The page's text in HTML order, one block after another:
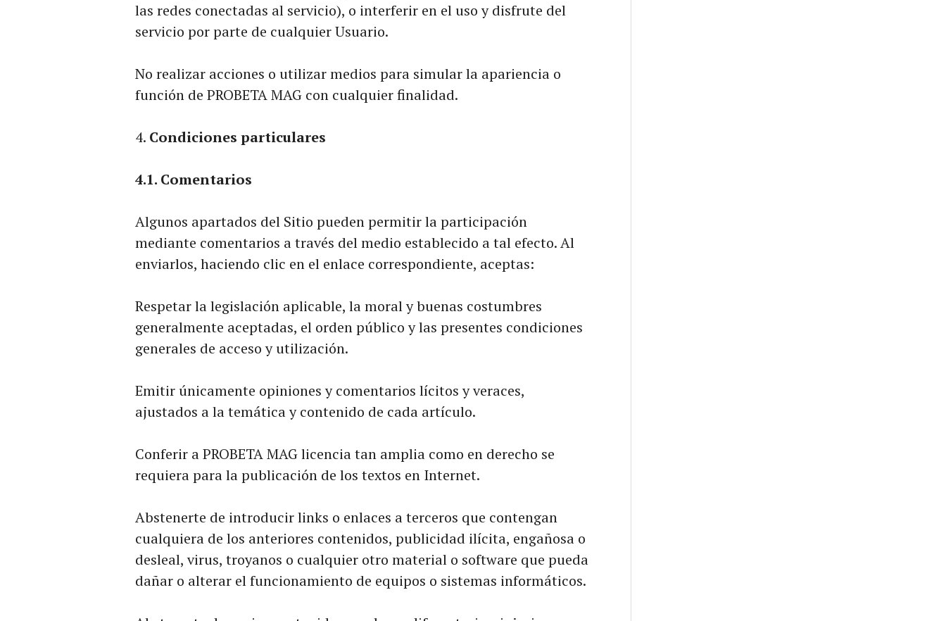
las redes conectadas al servicio), o interferir en el uso y disfrute del
servicio por parte de cualquier Usuario.
No realizar acciones o utilizar medios para simular la apariencia o
función de PROBETA MAG con cualquier finalidad.
Condiciones particulares
4.1. Comentarios
Algunos apartados del Sitio pueden permitir la participación
mediante comentarios a través del medio establecido a tal efecto. Al
enviarlos, haciendo clic en el enlace correspondiente, aceptas:
Respetar la legislación aplicable, la moral y buenas costumbres
generalmente aceptadas, el orden público y las presentes condiciones
generales de acceso y utilización.
Emitir únicamente opiniones y comentarios lícitos y veraces,
ajustados a la temática y contenido de cada artículo.
Conferir a PROBETA MAG licencia tan amplia como en derecho se
requiera para la publicación de los textos en Internet.
Abstenerte de introducir links o enlaces a terceros que contengan
cualquiera de los anteriores contenidos, publicidad ilícita, engañosa o
desleal, virus, troyanos o cualquier otro material o software que pueda
dañar o alterar el funcionamiento de equipos o sistemas informáticos.